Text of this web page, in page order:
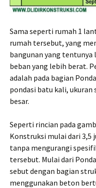
Sama seperti rumah 1
rumah tersebut, yang
bangunan yang
beban yang lebih berat.
adalah pada bagian
pondasi batu kali,
besar.
Seperti rincian pada
Konstruksi mulai dari 3,5
tanpa mengurangi
tersebut. Mulai dari
sebut dengan bagian
menggunakan beton